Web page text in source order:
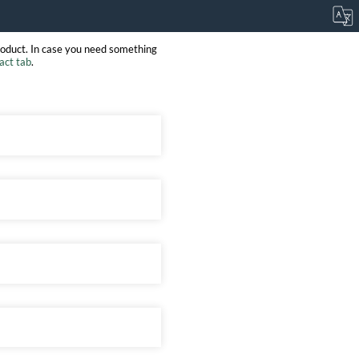
In case you need something
tab.